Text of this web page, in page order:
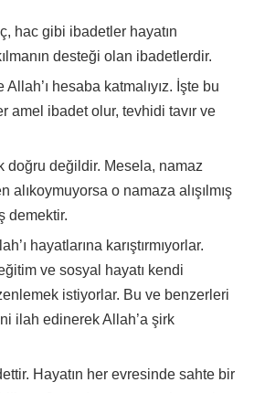
hac gibi ibadetler hayatın
desteği olan ibadetlerdir.
Allah’ı hesaba katmalıyız. İşte bu
amel ibadet olur, tevhidi tavır ve
doğru değildir. Mesela, namaz
alıkoymuyorsa o namaza alışılmış
demektir.
hayatlarına karıştırmıyorlar.
ve sosyal hayatı kendi
istiyorlar. Bu ve benzerleri
ilah edinerek Allah’a şirk
Hayatın her evresinde sahte bir